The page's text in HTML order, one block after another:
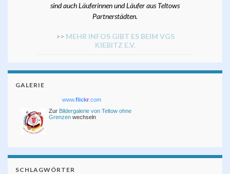
sind auch Läuferinnen und Läufer aus Teltows
Partnerstädten.
>> MEHR INFOS GIBT ES BEIM VGS
KIEBITZ E.V.
GALERIE
www.flickr.com
Zur Bildergalerie von Teltow ohne
Grenzen wechseln
SCHLAGWÖRTER